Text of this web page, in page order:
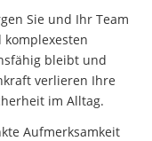
Sie und Ihr Team
bleibt und
verlieren Ihre
im Alltag.
Aufmerksamkeit